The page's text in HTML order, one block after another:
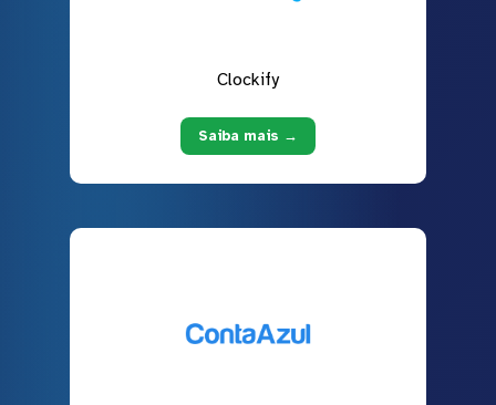
Clockify
Saiba mais →